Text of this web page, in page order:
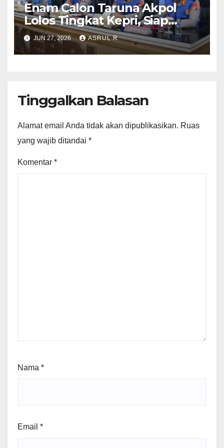
Enam Calon Taruna Akpol
Lolos Tingkat Kepri, Siap
Mengikuti Seleksi Akpol
Tingkat Pusat 2 Juli 2026
JUN 27, 2026 ASRUL R
Tinggalkan Balasan
Alamat email Anda tidak akan dipublikasikan. Ruas
yang wajib ditandai *
Komentar *
Nama *
Email *